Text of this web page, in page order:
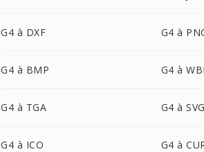
G4 à DXF G4 à
G4 à BMP G4 à
G4 à TGA G4 à SVG
G4 à ICO G4 à